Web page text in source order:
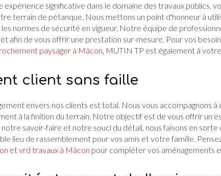
significative dans le domaine des travaux publics,
terrain de pétanque. Nous mettons un point d'honneur à
normes de sécurité en vigueur. Notre équipe de
afin de vous offrir une prestation sur-mesure. Pour vos
paysager à Mâcon, MUTIN TP est également à
client sans faille
envers nos clients est total. Nous vous accompagnons
à la finition du terrain. Notre objectif est de vous offrir un
notre savoir-faire et notre souci du détail, nous faisons en
lieu de rassemblement pour vos amis et votre famille.
etvrd travaux à Mâcon pour compléter vos aménagements